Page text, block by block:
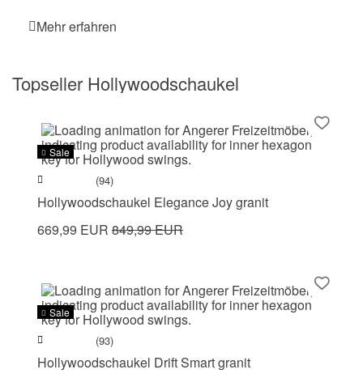
Mehr erfahren
Topseller Hollywoodschaukel
Sale
(94)
Hollywoodschaukel Elegance Joy granit
669,99 EUR 849,99 EUR
Sale
(93)
Hollywoodschaukel Drift Smart granit